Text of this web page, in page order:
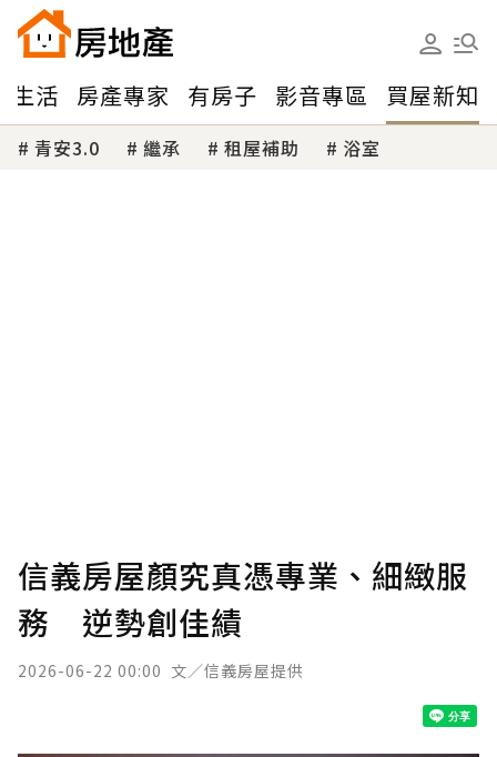
生活 房產專家 有房子 影音專區 買屋新知
青安3.0 繼承 租屋補助 浴室
信義房屋顏究真憑專業、細緻服
務 逆勢創佳績
2026-06-22 00:00 文／信義房屋提供